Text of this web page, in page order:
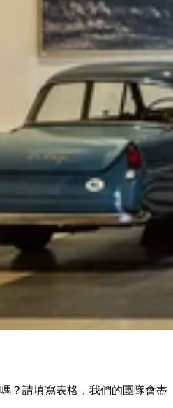
？請填寫表格，我們的團隊會盡